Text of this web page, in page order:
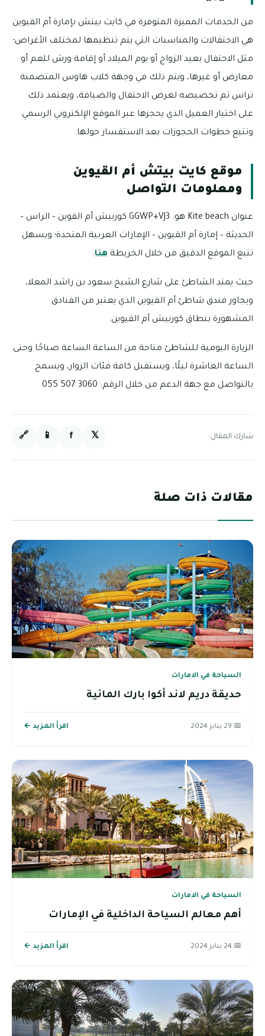
من الخدمات المميزة المتوفرة في كايت بيتش بإمارة أم القيوين
هي الاحتفالات والمناسبات التي يتم تنظيمها لمختلف الأغراض؛
مثل الاحتفال بعيد الزواج أو يوم الميلاد أو إقامة ورش للعم أو
معارض أو غيرها، ويتم ذلك في وجهة كلاب هاوس المتضمنة
تراس تم تخصيصه لغرض الاحتفال والضيافة، ويعتمد ذلك
على اختيار العميل الذي يحجزها عبر الموقع الإلكتروني الرسمي
وتتبع خطوات الحجوزات بعد الاستفسار حولها.
موقع كايت بيتش أم القيوين
ومعلومات التواصل
عنوان Kite beach هو: GGWP+VJ3 كورنيش أم القوين – الراس –
الحديثة – إمارة أم القيوين – الإمارات العربية المتحدة؛ ويسهل
تتبع الموقع الدقيق من خلال الخريطة هنا.
حيث يمتد الشاطئ على شارع الشيخ سعود بن راشد المعلا،
ويجاور فندق شاطئ أم القيوين الذي يعتبر من الفنادق
المشهورة بنطاق كورنيش أم القيوين.
الزيارة اليومية للشاطئ متاحة من الساعة الساعة صباحًا وحتى
الساعة العاشرة ليلًا، ويستقبل كافة فئات الزوار، ويسمح
بالتواصل مع جهة الدعم من خلال الرقم: 3060 507 055
شارك المقال: 𝕏
f
📱
🔗
مقالات ذات صلة
السياحة في الامارات
حديقة دريم لاند أكوا بارك المائية
📅 29 يناير 2024 اقرأ المزيد ←
السياحة في الامارات
أهم معالم السياحة الداخلية في الإمارات
📅 24 يناير 2024 اقرأ المزيد ←